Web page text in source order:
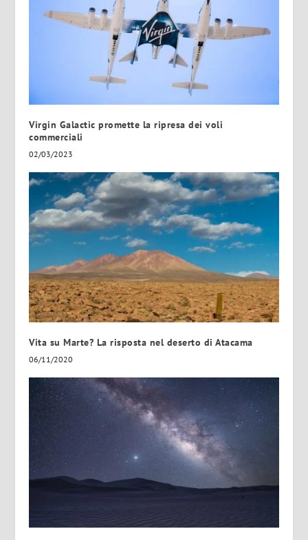
Virgin Galactic promette la ripresa dei voli
commerciali
02/03/2023
Vita su Marte? La risposta nel deserto di Atacama
06/11/2020